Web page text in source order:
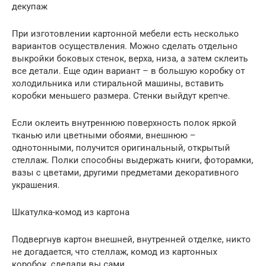
декупаж
При изготовлении картонной мебели есть несколько
вариантов осуществления. Можно сделать отдельно
выкройки боковых стенок, верха, низа, а затем склеить
все детали. Еще один вариант – в большую коробку от
холодильника или стиральной машины, вставить
коробки меньшего размера. Стенки выйдут крепче.
Если оклеить внутреннюю поверхность полок яркой
тканью или цветными обоями, внешнюю –
однотонными, получится оригинальный, открытый
стеллаж. Полки способны выдержать книги, фоторамки,
вазы с цветами, другими предметами декоративного
украшения.
Шкатулка-комод из картона
Подвергнув картон внешней, внутренней отделке, никто
не догадается, что стеллаж, комод из картонных